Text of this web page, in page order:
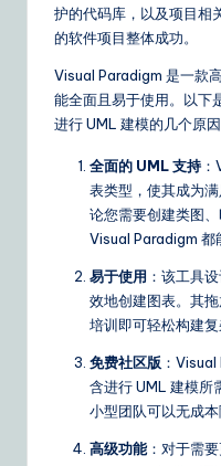
护的代码库，以及项目
的软件项目整体成功。
Visual Paradigm 是一款
能全面且易于使用。以下
进行 UML 建模的几个原因
全面的 UML 支持
表类型，使其成为
论您需要创建类图
Visual Paradigm 都
易于使用 ：该工具
效地创建图表。其
培训即可轻松构建
免费社区版 ：
含进行 UML 建模所
小型团队可以无成
高级功能：对于需